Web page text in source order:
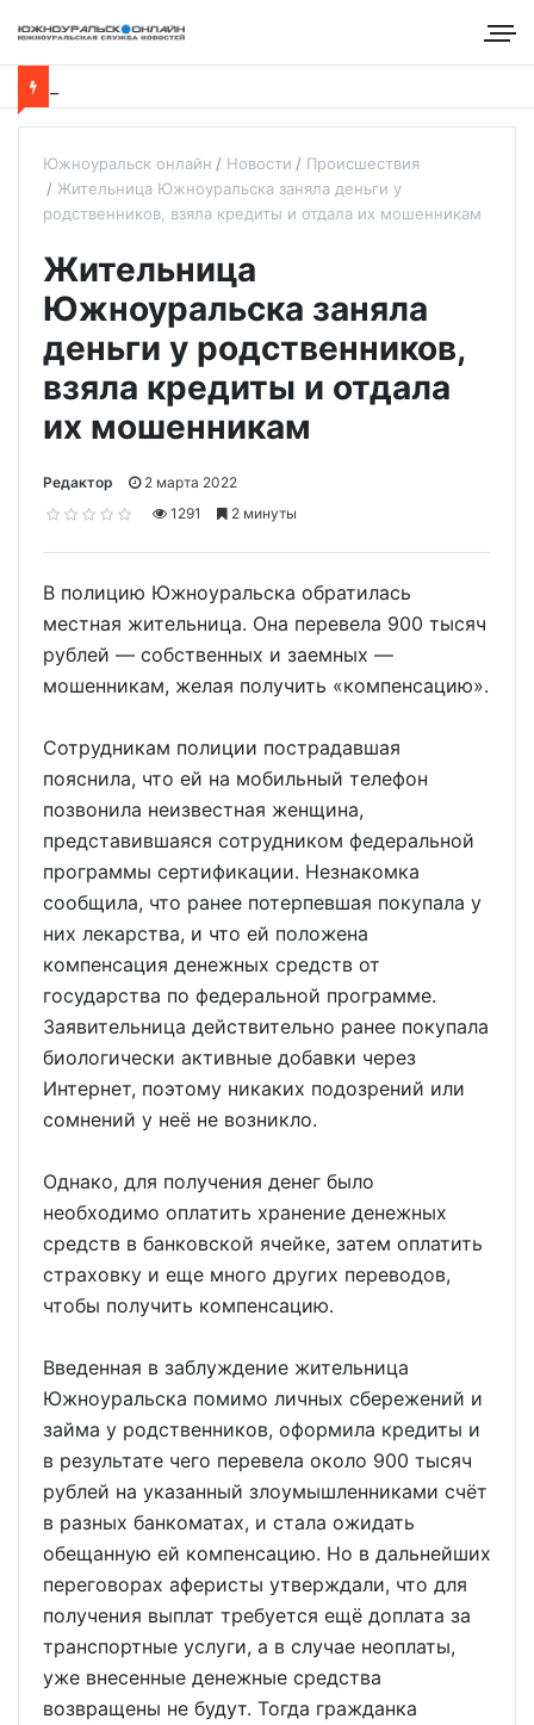
Южноуральск онлайн Новости
Происшествия
Жительница Южноуральска заняла деньги у
родственников, взяла кредиты и отдала их мошенникам
Жительница
Южноуральска заняла
деньги у родственников,
взяла кредиты и отдала
их мошенникам
Редактор
2 марта 2022
1291
2 минуты
В полицию Южноуральска обратилась
местная жительница. Она перевела 900 тысяч
рублей — собственных и заемных —
мошенникам, желая получить «компенсацию».
​Сотрудникам полиции пострадавшая
пояснила, что ей на мобильный телефон
позвонила неизвестная женщина,
представившаяся сотрудником федеральной
программы сертификации. Незнакомка
сообщила, что ранее потерпевшая покупала у
них лекарства, и что ей положена
компенсация денежных средств от
государства по федеральной программе.
Заявительница действительно ранее покупала
биологически активные добавки через
Интернет, поэтому никаких подозрений или
сомнений у неё не возникло.
Однако, для получения денег было
необходимо оплатить хранение денежных
средств в банковской ячейке, затем оплатить
страховку и еще много других переводов,
чтобы получить компенсацию.
Введенная в заблуждение жительница
Южноуральска помимо личных сбережений и
займа у родственников, оформила кредиты и
в результате чего перевела около 900 тысяч
рублей на указанный злоумышленниками счёт
в разных банкоматах, и стала ожидать
обещанную ей компенсацию. Но в дальнейших
переговорах аферисты утверждали, что для
получения выплат требуется ещё доплата за
транспортные услуги, а в случае неоплаты,
уже внесенные денежные средства
возвращены не будут. Тогда гражданка